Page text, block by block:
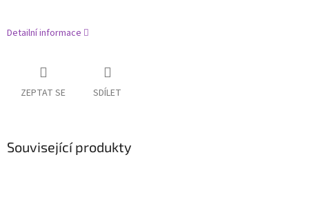
Detailní informace
ZEPTAT SE SDÍLET
Související produkty